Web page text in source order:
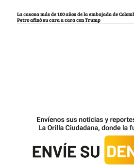
La casona más de 100 años de la embajada de
Petro afinó su cara a cara con Trump